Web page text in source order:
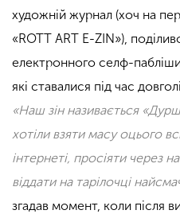
художній журнал (хоч на
«ROTT ART E-ZIN»),
електронного селф-
які ставалися під час
«Наш зін називається
хотіли взяти масу оцього
інтернеті, просіяти через
віддати на тарілочці
згадав момент, коли після